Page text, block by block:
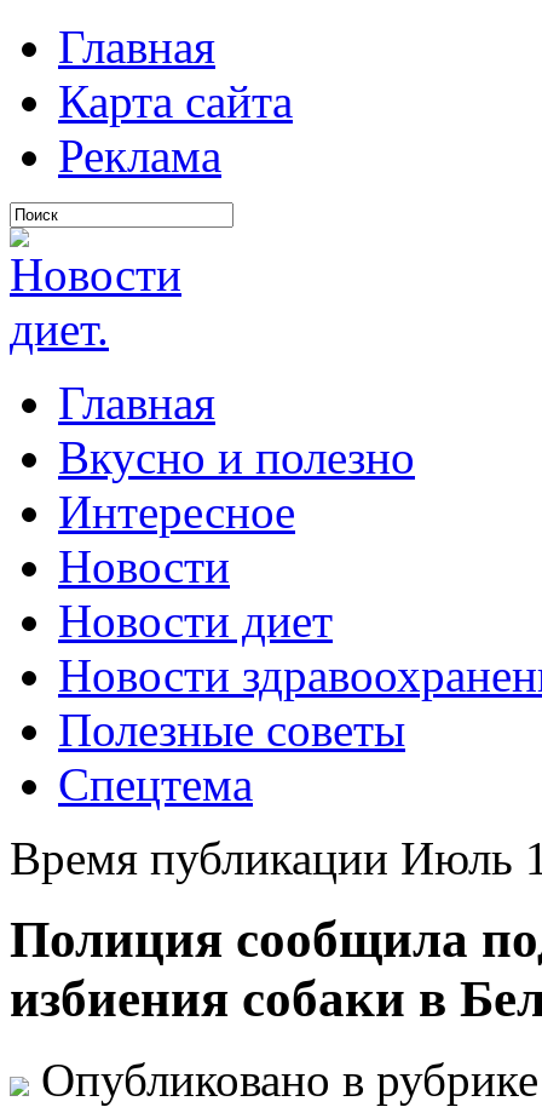
Главная
Карта сайта
Реклама
Главная
Вкусно и полезно
Интересное
Новости
Новости диет
Новости
Полезные советы
Спецтема
Время публикации Июль
Полиция сообщила
избиения собаки в
Опубликовано в